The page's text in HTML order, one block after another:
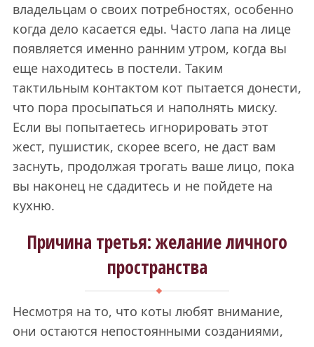
владельцам о своих потребностях, особенно
когда дело касается еды. Часто лапа на лице
появляется именно ранним утром, когда вы
еще находитесь в постели. Таким
тактильным контактом кот пытается донести,
что пора просыпаться и наполнять миску.
Если вы попытаетесь игнорировать этот
жест, пушистик, скорее всего, не даст вам
заснуть, продолжая трогать ваше лицо, пока
вы наконец не сдадитесь и не пойдете на
кухню.
Причина третья: желание личного
пространства
Несмотря на то, что коты любят внимание,
они остаются непостоянными созданиями,